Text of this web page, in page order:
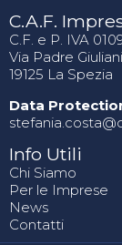
C.A.F.
C.F. e P. IVA
Via Padre
19125 La Spezia
Data
Info Utili
Chi Siamo
Per le Imprese
News
Contatti